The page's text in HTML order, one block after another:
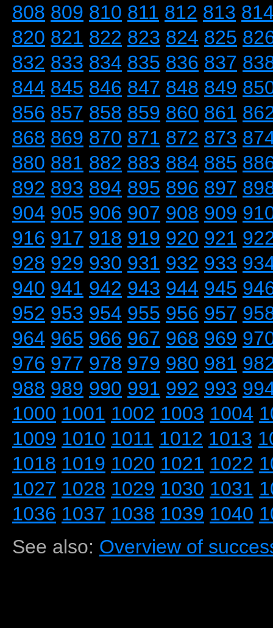
808 809 810 811 812 813
820 821 822 823 824 825
832 833 834 835 836 837
844 845 846 847 848 849
856 857 858 859 860 861
868 869 870 871 872 873
880 881 882 883 884 885
892 893 894 895 896 897
904 905 906 907 908 909
916 917 918 919 920 921
928 929 930 931 932 933
940 941 942 943 944 945
952 953 954 955 956 957
964 965 966 967 968 969
976 977 978 979 980 981
988 989 990 991 992 993
1000 1001 1002 1003 1004
1009 1010 1011 1012 1013
1018 1019 1020 1021 1022
1027 1028 1029 1030 1031
1036 1037 1038 1039 1040
See also: Overview of